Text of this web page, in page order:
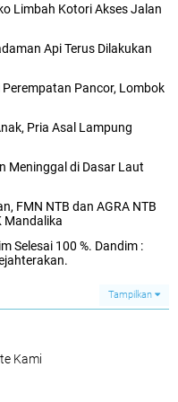
Limbah Kotori Akses Jalan
Api Terus Dilakukan
Pancor, Lombok
Pria Asal Lampung
Meninggal di Dasar Laut
FMN NTB dan AGRA NTB
Mandalika
Selesai 100 %. Dandim :
Tampilkan
Kami